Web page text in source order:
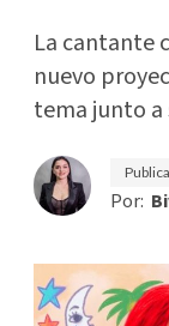
La cantante
nuevo
tema junto a
Por: